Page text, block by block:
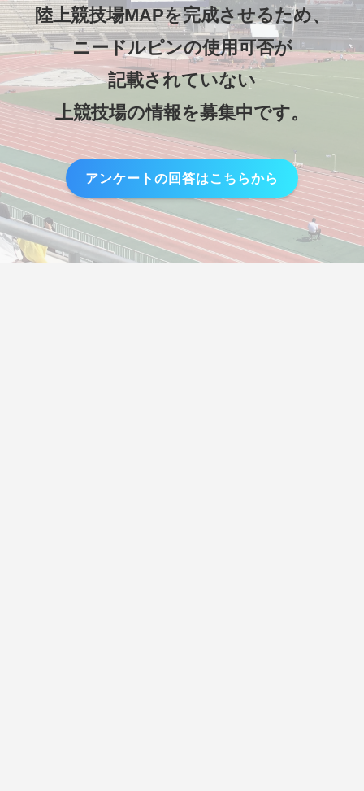
陸上競技場MAPを完成させるため、
ニードルピンの使用可否が
記載されていない
上競技場の情報を募集中です。
アンケートの回答はこちらから